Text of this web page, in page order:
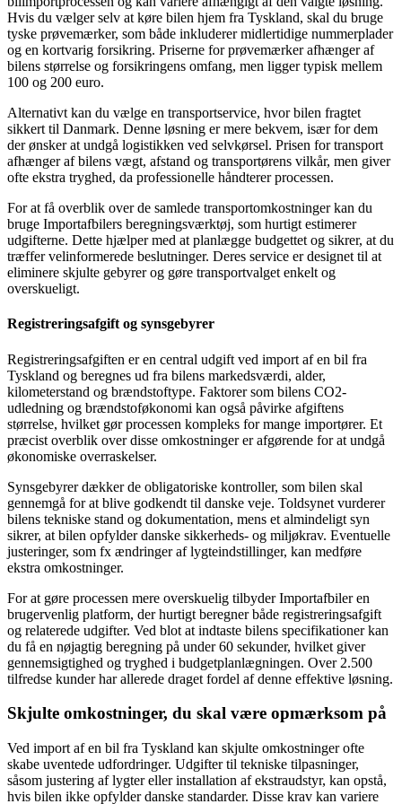
Hvis du vælger selv at køre bilen hjem fra Tyskland, skal du bruge
tyske prøvemærker, som både inkluderer midlertidige nummerplader
og en kortvarig forsikring. Priserne for prøvemærker afhænger af
bilens størrelse og forsikringens omfang, men ligger typisk mellem
100 og 200 euro.
Alternativt kan du vælge en transportservice, hvor bilen fragtet
sikkert til Danmark. Denne løsning er mere bekvem, især for dem
der ønsker at undgå logistikken ved selvkørsel. Prisen for transport
afhænger af bilens vægt, afstand og transportørens vilkår, men giver
ofte ekstra tryghed, da professionelle håndterer processen.
For at få overblik over de samlede transportomkostninger kan du
bruge Importafbilers beregningsværktøj, som hurtigt estimerer
udgifterne. Dette hjælper med at planlægge budgettet og sikrer, at du
træffer velinformerede beslutninger. Deres service er designet til at
eliminere skjulte gebyrer og gøre transportvalget enkelt og
overskueligt.
Registreringsafgift og synsgebyrer
Registreringsafgiften er en central udgift ved import af en bil fra
Tyskland og beregnes ud fra bilens markedsværdi, alder,
kilometerstand og brændstoftype. Faktorer som bilens CO2-
udledning og brændstoføkonomi kan også påvirke afgiftens
størrelse, hvilket gør processen kompleks for mange importører. Et
præcist overblik over disse omkostninger er afgørende for at undgå
økonomiske overraskelser.
Synsgebyrer dækker de obligatoriske kontroller, som bilen skal
gennemgå for at blive godkendt til danske veje. Toldsynet vurderer
bilens tekniske stand og dokumentation, mens et almindeligt syn
sikrer, at bilen opfylder danske sikkerheds- og miljøkrav. Eventuelle
justeringer, som fx ændringer af lygteindstillinger, kan medføre
ekstra omkostninger.
For at gøre processen mere overskuelig tilbyder Importafbiler en
brugervenlig platform, der hurtigt beregner både registreringsafgift
og relaterede udgifter. Ved blot at indtaste bilens specifikationer kan
du få en nøjagtig beregning på under 60 sekunder, hvilket giver
gennemsigtighed og tryghed i budgetplanlægningen. Over 2.500
tilfredse kunder har allerede draget fordel af denne effektive løsning.
Skjulte omkostninger, du skal være opmærksom på
Ved import af en bil fra Tyskland kan skjulte omkostninger ofte
skabe uventede udfordringer. Udgifter til tekniske tilpasninger,
såsom justering af lygter eller installation af ekstraudstyr, kan opstå,
hvis bilen ikke opfylder danske standarder. Disse krav kan variere